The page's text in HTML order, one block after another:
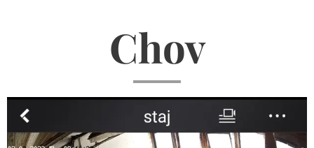
Chov